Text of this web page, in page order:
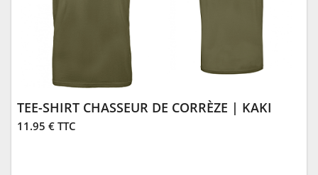
TEE-SHIRT CHASSEUR DE CORRÈZE | KAKI
11.95 € TTC